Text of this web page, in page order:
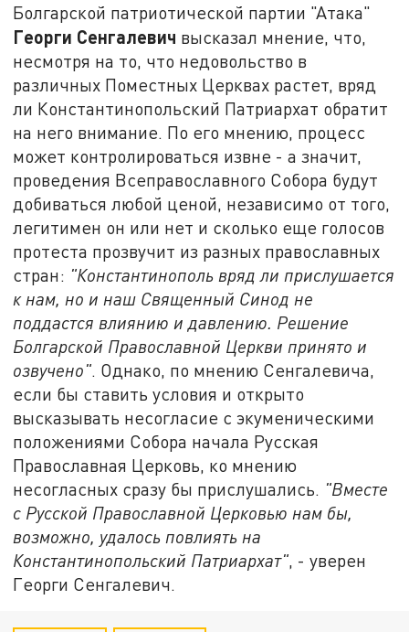
Болгарской патриотической партии "Атака"
Георги Сенгалевич высказал мнение, что,
несмотря на то, что недовольство в
различных Поместных Церквах растет, вряд
ли Константинопольский Патриархат обратит
на него внимание. По его мнению, процесс
может контролироваться извне - а значит,
проведения Всеправославного Собора будут
добиваться любой ценой, независимо от того,
легитимен он или нет и сколько еще голосов
протеста прозвучит из разных православных
стран: "Константинополь вряд ли прислушается
к нам, но и наш Священный Синод не
поддастся влиянию и давлению. Решение
Болгарской Православной Церкви принято и
озвучено" . Однако, по мнению Сенгалевича,
если бы ставить условия и открыто
высказывать несогласие с экуменическими
положениями Собора начала Русская
Православная Церковь, ко мнению
несогласных сразу бы прислушались.
"Вместе
с Русской Православной Церковью нам бы,
возможно, удалось повлиять на
Константинопольский Патриархат" , - уверен
Георги Сенгалевич.